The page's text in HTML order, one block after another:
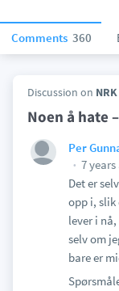
Comments 360
Discussion on
Noen å hate
Per
7
Det er
opp i, slik
lever i
selv om
bare er